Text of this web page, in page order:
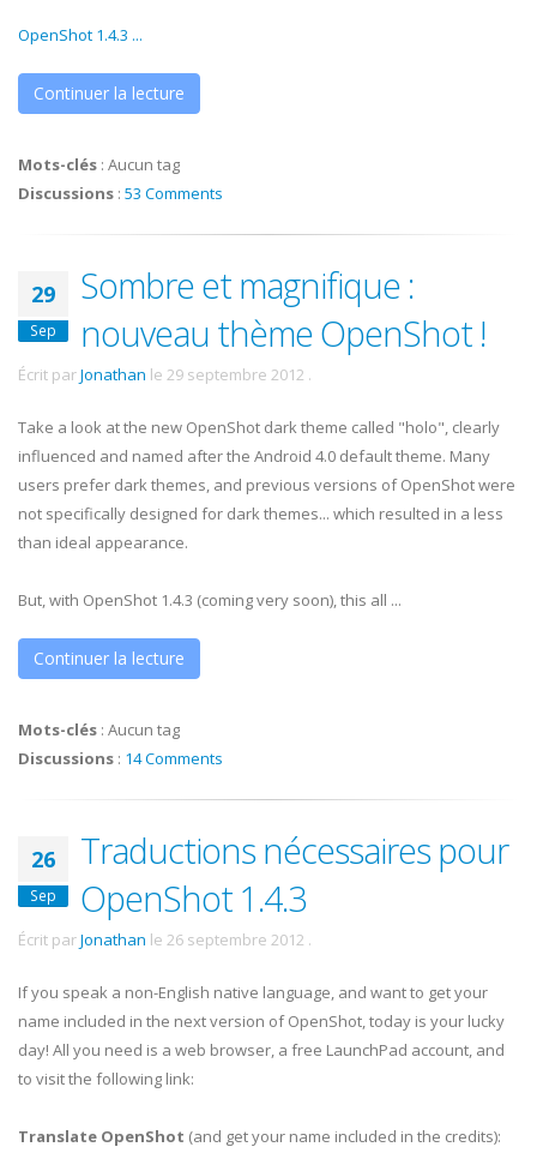
OpenShot 1.4.3 ...
Continuer la lecture
Mots-clés : Aucun tag
Discussions : 53 Comments
29
Sep
Sombre et magnifique :
nouveau thème OpenShot !
Écrit parJonathan le 29 septembre 2012 .
Take a look at the new OpenShot dark theme called "holo", clearly
influenced and named after the Android 4.0 default theme. Many
users prefer dark themes, and previous versions of OpenShot were
not specifically designed for dark themes... which resulted in a less
than ideal appearance.
But, with OpenShot 1.4.3 (coming very soon), this all ...
Continuer la lecture
Mots-clés : Aucun tag
Discussions : 14 Comments
26
Sep
Traductions nécessaires pour
OpenShot 1.4.3
Écrit parJonathan le 26 septembre 2012 .
If you speak a non-English native language, and want to get your
name included in the next version of OpenShot, today is your lucky
day! All you need is a web browser, a free LaunchPad account, and
to visit the following link:
Translate OpenShot (and get your name included in the credits):